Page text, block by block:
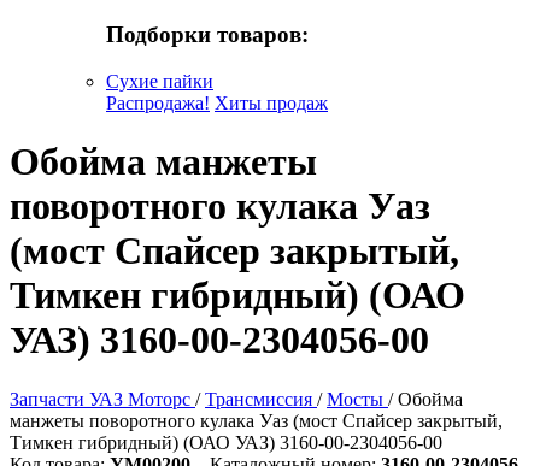
Подборки товаров:
Сухие пайки
Распродажа! Хиты продаж
Обойма манжеты
поворотного кулака Уаз
(мост Спайсер закрытый,
Тимкен гибридный) (ОАО
УАЗ) 3160-00-2304056-00
Запчасти УАЗ Моторс / Трансмиссия / Мосты / Обойма
манжеты поворотного кулака Уаз (мост Спайсер закрытый,
Тимкен гибридный) (ОАО УАЗ) 3160-00-2304056-00